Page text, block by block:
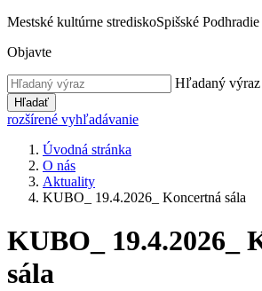
Mestské kultúrne strediskoSpišské Podhradie
Objavte
Hľadaný výraz
Hľadať
rozšírené vyhľadávanie
Úvodná stránka
O nás
Aktuality
KUBO_ 19.4.2026_ Koncertná sála
KUBO_ 19.4.2026_
sála